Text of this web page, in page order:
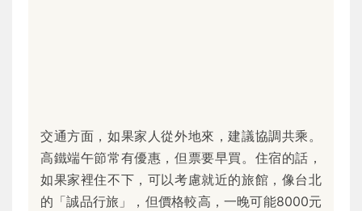
交通方面，如果家人從外地來，建議協調共乘。
高鐵端午節常有優惠，但票要早買。住宿的話，
如果家裡住不下，可以考慮就近的旅館，像台北
的「誠品行旅」，但價格較高，一晚可能8000元